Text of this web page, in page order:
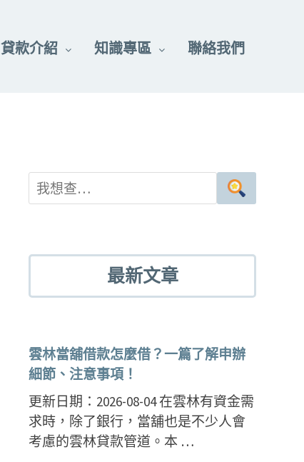
貸款介紹 知識專區 聯絡我們
最新文章
雲林當舖借款怎麼借？一篇了解申辦
細節、注意事項！
更新日期：2026-08-04 在雲林有資金需
求時，除了銀行，當舖也是不少人會
考慮的雲林貸款管道。本 …